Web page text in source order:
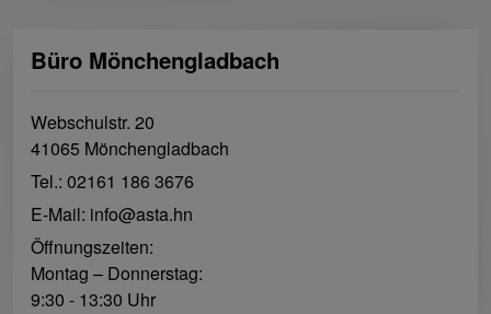
Büro Mönchen­gladbach
Webschulstr. 20
41065 Mönchengladbach‍
Tel.: 02161 186 3676
E-Mail: info@asta.hn
Öffnungszeiten:
Montag – Donnerstag:
9:30 - 13:30 Uhr